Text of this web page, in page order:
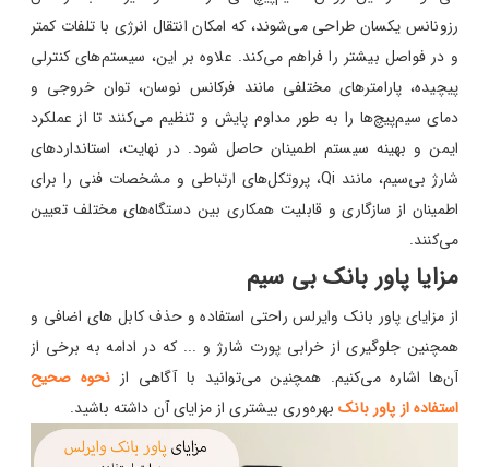
رزونانس یکسان طراحی می‌شوند، که امکان انتقال انرژی با تلفات کمتر
و در فواصل بیشتر را فراهم می‌کند. علاوه بر این، سیستم‌های کنترلی
پیچیده، پارامترهای مختلفی مانند فرکانس نوسان، توان خروجی و
دمای سیم‌پیچ‌ها را به طور مداوم پایش و تنظیم می‌کنند تا از عملکرد
ایمن و بهینه سیستم اطمینان حاصل شود. در نهایت، استاندارد‌های
شارژ بی‌سیم، مانند Qi، پروتکل‌های ارتباطی و مشخصات فنی را برای
اطمینان از سازگاری و قابلیت همکاری بین دستگاه‌های مختلف تعیین
می‌کنند.
مزایا پاور بانک بی سیم
از مزایای پاور بانک وایرلس راحتی استفاده و حذف کابل های اضافی و
همچنین جلوگیری از خرابی پورت شارژ و ... که در ادامه به برخی از
آن‌ها اشاره می‌کنیم. همچنین می‌توانید با آگاهی از نحوه صحیح
استفاده از پاور بانکبهره‌وری بیشتری از مزایای آن داشته باشید.